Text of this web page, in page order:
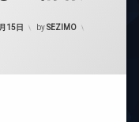
15日 bySEZIMO